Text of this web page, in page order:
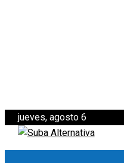
jueves, agosto 6